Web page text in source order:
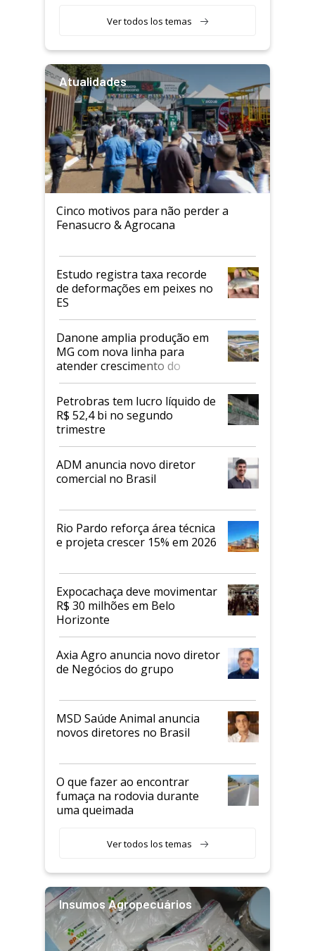
Ver todos los temas
Atualidades
Cinco motivos para não perder a
Fenasucro & Agrocana
Estudo registra taxa recorde
de deformações em peixes no
ES
Danone amplia produção em
MG com nova linha para
atender crescimento do
mercado de alimentos
proteicos
Petrobras tem lucro líquido de
R$ 52,4 bi no segundo
trimestre
ADM anuncia novo diretor
comercial no Brasil
Rio Pardo reforça área técnica
e projeta crescer 15% em 2026
Expocachaça deve movimentar
R$ 30 milhões em Belo
Horizonte
Axia Agro anuncia novo diretor
de Negócios do grupo
MSD Saúde Animal anuncia
novos diretores no Brasil
O que fazer ao encontrar
fumaça na rodovia durante
uma queimada
Ver todos los temas
Insumos Agropecuários